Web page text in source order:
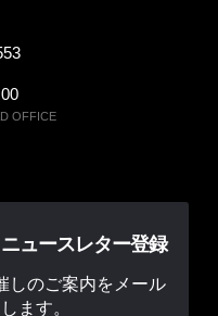
OFFICE
ュースレター登録
しのご案内をメール
ます。